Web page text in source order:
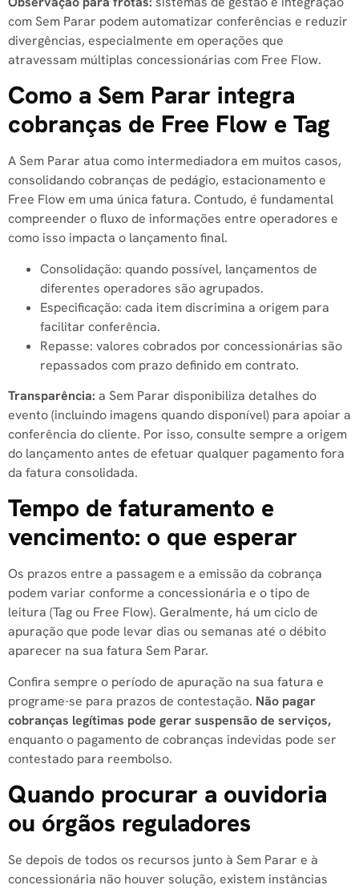
com Sem Parar podem automatizar conferências e reduzir
divergências, especialmente em operações que
atravessam múltiplas concessionárias com Free Flow.
Como a Sem Parar integra
cobranças de Free Flow e Tag
A Sem Parar atua como intermediadora em muitos casos,
consolidando cobranças de pedágio, estacionamento e
Free Flow em uma única fatura. Contudo, é fundamental
compreender o fluxo de informações entre operadores e
como isso impacta o lançamento final.
Consolidação: quando possível, lançamentos de
diferentes operadores são agrupados.
Especificação: cada item discrimina a origem para
facilitar conferência.
Repasse: valores cobrados por concessionárias são
repassados com prazo definido em contrato.
Transparência: a Sem Parar disponibiliza detalhes do
evento (incluindo imagens quando disponível) para apoiar a
conferência do cliente. Por isso, consulte sempre a origem
do lançamento antes de efetuar qualquer pagamento fora
da fatura consolidada.
Tempo de faturamento e
vencimento: o que esperar
Os prazos entre a passagem e a emissão da cobrança
podem variar conforme a concessionária e o tipo de
leitura (Tag ou Free Flow). Geralmente, há um ciclo de
apuração que pode levar dias ou semanas até o débito
aparecer na sua fatura Sem Parar.
Confira sempre o período de apuração na sua fatura e
programe-se para prazos de contestação. Não pagar
cobranças legítimas pode gerar suspensão de serviços,
enquanto o pagamento de cobranças indevidas pode ser
contestado para reembolso.
Quando procurar a ouvidoria
ou órgãos reguladores
Se depois de todos os recursos junto à Sem Parar e à
concessionária não houver solução, existem instâncias